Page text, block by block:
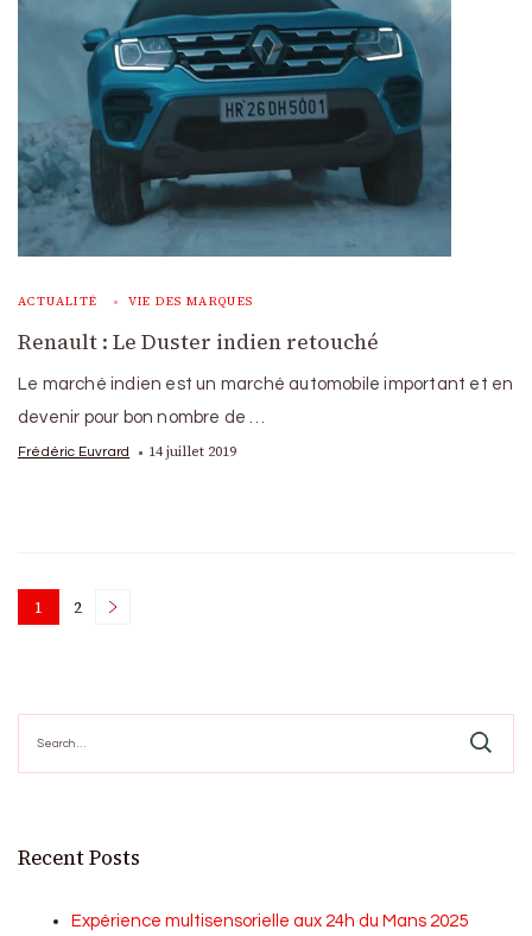
ACTUALITÉ VIE DES MARQUES
Renault : Le Duster indien retouché
Le marché indien est un marché automobile important et en
devenir pour bon nombre de …
Frédéric Euvrard 14 juillet 2019
Posts
Page
1 Page
2
for:
Recent Posts
Expérience multisensorielle aux 24h du Mans 2025